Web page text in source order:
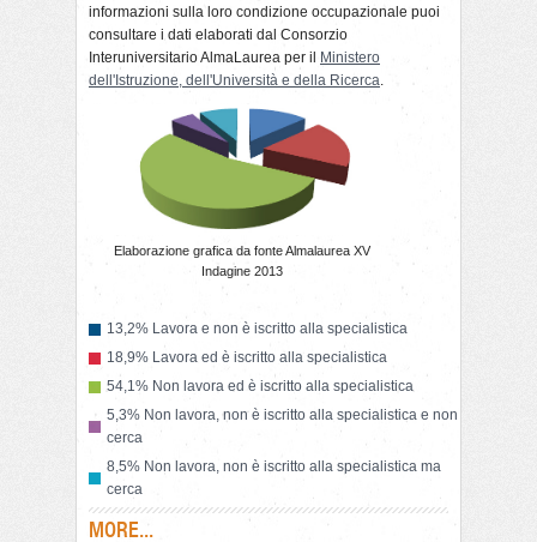
informazioni sulla loro condizione occupazionale puoi
consultare i dati elaborati dal Consorzio
Interuniversitario AlmaLaurea per il
Ministero
dell'Istruzione, dell'Università e della Ricerca.
Elaborazione grafica da fonte Almalaurea XV
Indagine 2013
13,2% Lavora e non è iscritto alla specialistica
18,9% Lavora ed è iscritto alla specialistica
54,1% Non lavora ed è iscritto alla specialistica
5,3% Non lavora, non è iscritto alla specialistica e non
cerca
8,5% Non lavora, non è iscritto alla specialistica ma
cerca
MORE...